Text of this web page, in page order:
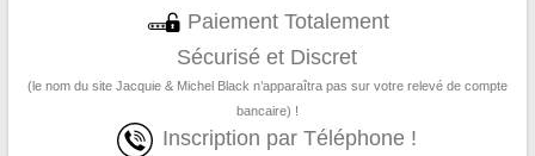
Paiement Totalement
Sécurisé et Discret
(le nom du site Jacquie & Michel Black n’apparaîtra pas sur votre relevé de compte
bancaire) !
Inscription par Téléphone !